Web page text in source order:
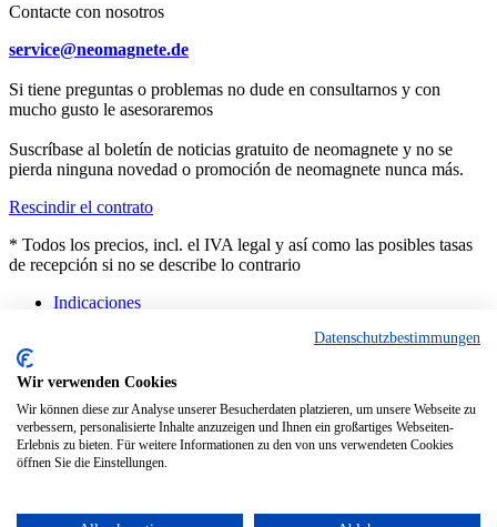
Contacte con nosotros
service@neomagnete.de
Si tiene preguntas o problemas no dude en consultarnos y con
mucho gusto le asesoraremos
Suscríbase al boletín de noticias gratuito de neomagnete y no se
pierda ninguna novedad o promoción de neomagnete nunca más.
Rescindir el contrato
* Todos los precios, incl. el IVA legal y así como las posibles tasas
de recepción si no se describe lo contrario
Indicaciones
Características técnicas
FAQ
Dificultades actuales en las entregas
Copyright © - Todos los derechos reservados
die den Komfort bei Benutzung dieser Website erhöhen, der
Datenschutzbestimmungen
Wir verwenden Cookies
Wir können diese zur Analyse unserer Besucherdaten platzieren, um unsere Webseite zu
verbessern, personalisierte Inhalte anzuzeigen und Ihnen ein großartiges Webseiten-
Erlebnis zu bieten. Für weitere Informationen zu den von uns verwendeten Cookies
öffnen Sie die Einstellungen.